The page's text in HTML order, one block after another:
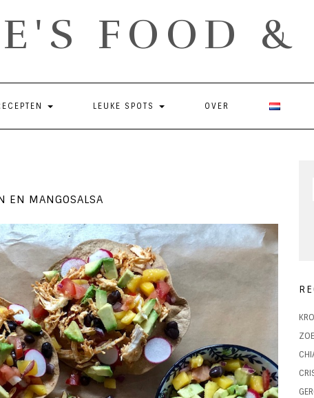
FOOD &
LEUKE SPOTS OVER
EN MANGOSALSA